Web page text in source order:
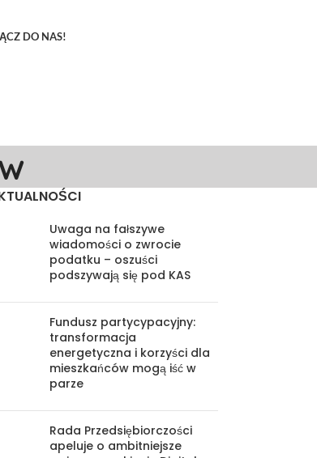
DO NAS!
Uwaga na fałszywe
wiadomości o zwrocie
podatku – oszuści
podszywają się pod KAS
Fundusz partycypacyjny:
transformacja
energetyczna i korzyści dla
mieszkańców mogą iść w
parze
Rada Przedsiębiorczości
apeluje o ambitniejsze